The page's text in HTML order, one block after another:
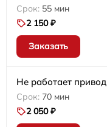
55 мин
2 150 ₽
Заказать
Не работает привод
70 мин
2 050 ₽